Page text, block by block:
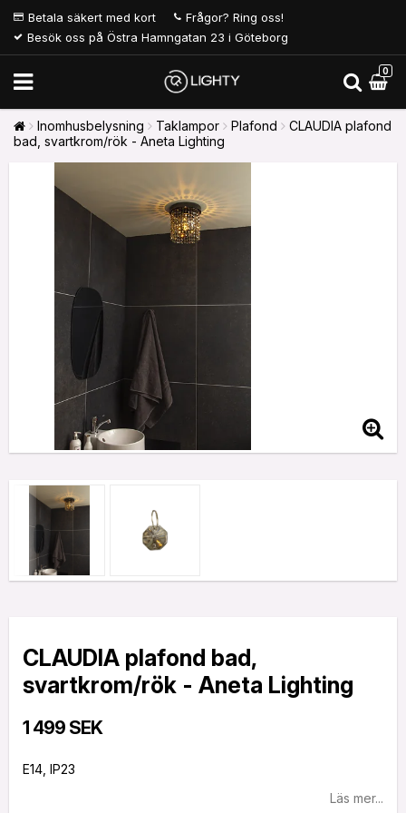
Betala säkert med kort
Frågor? Ring oss!
Besök oss på Östra Hamngatan 23 i Göteborg
0
Inomhusbelysning Taklampor Plafond
CLAUDIA plafond
bad, svartkrom/rök - Aneta Lighting
CLAUDIA plafond bad,
svartkrom/rök - Aneta Lighting
1 499 SEK
E14, IP23
Läs mer...